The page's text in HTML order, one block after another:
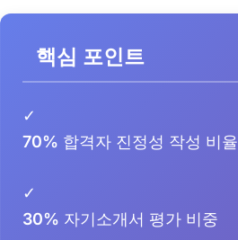
핵심 포인트
✓
70% 합격자 진정성 작성 비율
✓
30% 자기소개서 평가 비중